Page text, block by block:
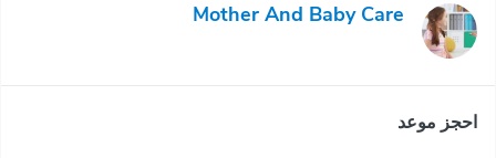
Mother And Baby Care
احجز موعد